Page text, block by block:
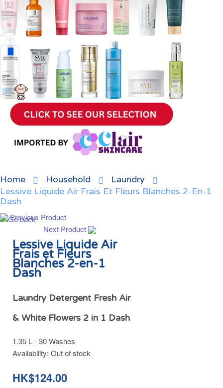
Home Household
Laundry
Lessive Liquide Air Frais Et Fleurs Blanches 2-En-1
Dash
Previous Product
Next Product
Lessive Liquide Air
Frais et Fleurs
Blanches 2-en-1
Dash
Laundry Detergent Fresh Air
& White Flowers 2 in 1 Dash
1.35 L - 30 Washes
Availability: Out of stock
HK$124.00